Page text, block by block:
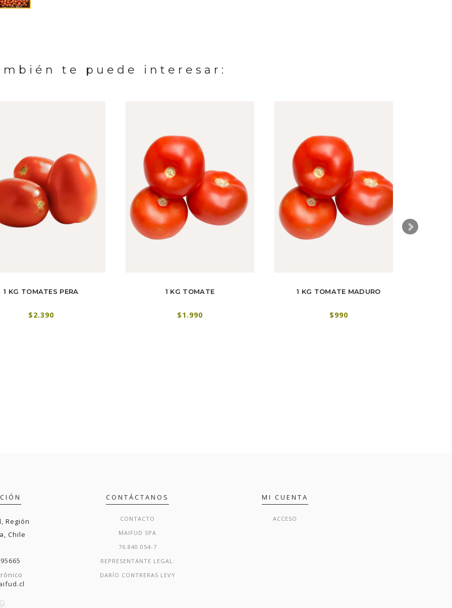
te puede interesar:
1 KG TOMATES PERA
$2.390
1 KG TOMATE
$1.990
1 KG TOMATE MADURO
$990
Región
Chile
CONTÁCTANOS
CONTACTO
MAIFUD SPA
76.840.054-7
REPRESENTANTE LEGAL:
DARÍO CONTRERAS LEVY
MI CUENTA
ACCESO